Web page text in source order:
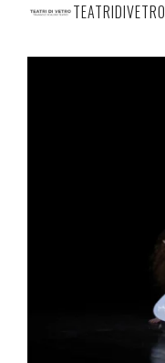
TEATRIDIVETRO